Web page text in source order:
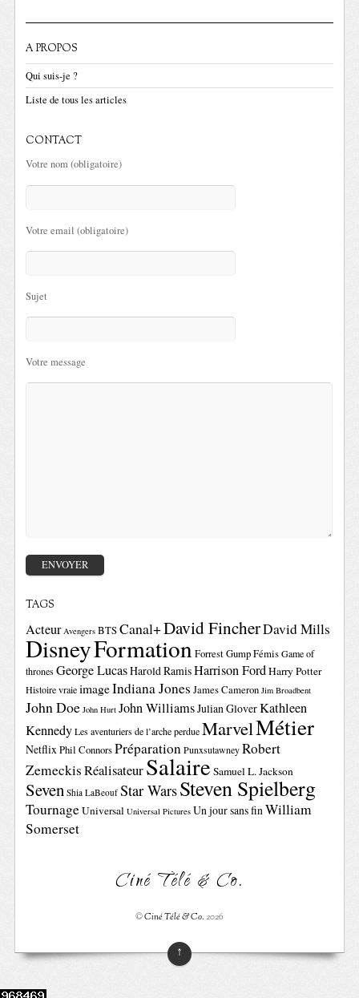
A PROPOS
Qui suis-je ?
Liste de tous les articles
CONTACT
Votre nom (obligatoire)
Votre email (obligatoire)
Sujet
Votre message
TAGS
Acteur Avengers BTSCanal+David FincherDavid Mills
DisneyFormationForrest GumpFémis Game of
thrones George LucasHarold RamisHarrison FordHarry Potter
Histoire vraie imageIndiana Jones James Cameron Jim Broadbent
John Doe John Hurt John WilliamsJulian GloverKathleen
Kennedy Les aventuriers de l’arche perdue MarvelMétier
NetflixPhil ConnorsPréparation Punxsutawney Robert
ZemeckisRéalisateurSalaire Samuel L. Jackson
Seven Shia LaBeouf Star WarsSteven Spielberg
TournageUniversal Universal Pictures Un jour sans finWilliam
Somerset
Ciné Télé & Co.
©Ciné Télé & Co.2026
↑